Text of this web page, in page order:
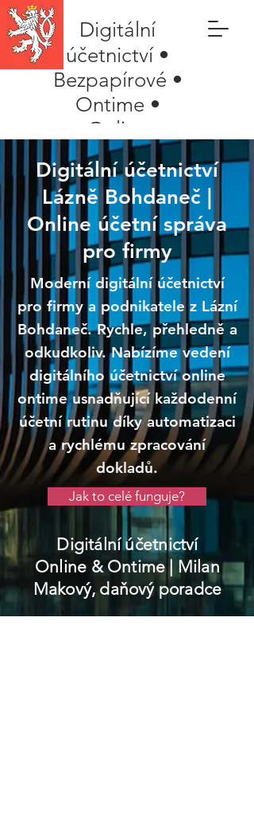
Digitální
účetnictví •
Bezpapírové •
Ontime •
Online
Digitální účetnictví
Lázně Bohdaneč |
Online účetní správa
pro firmy
Moderní digitální účetnictví
pro firmy a podnikatele z Lázní
Bohdaneč. Rychle, přehledně a
odkudkoliv. Nabízíme vedení
digitálního účetnictví online
ontime usnadňující každodenní
účetní rutinu díky automatizaci
a rychlému zpracování
dokladů.
Jak to celé funguje?
Digitální účetnictví
Online & Ontime| Milan
Makový, daňový poradce